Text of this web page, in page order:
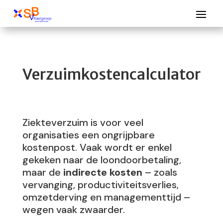
Verzuimkostencalculator
Ziekteverzuim is voor veel
organisaties een ongrijpbare
kostenpost. Vaak wordt er enkel
gekeken naar de loondoorbetaling,
maar de indirecte kosten – zoals
vervanging, productiviteitsverlies,
omzetderving en managementtijd –
wegen vaak zwaarder.